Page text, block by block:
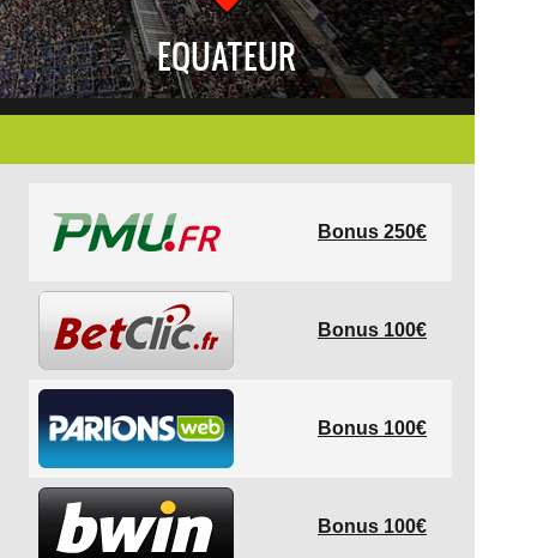
EQUATEUR
Bonus 250€
Bonus 100€
Bonus 100€
Bonus 100€